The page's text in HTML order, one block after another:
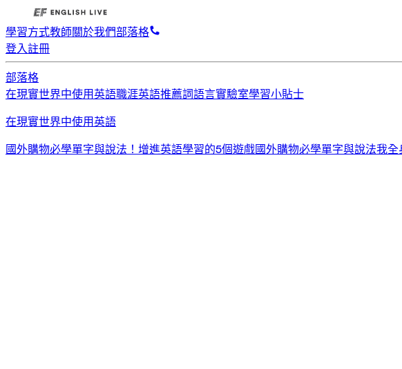
學習方式教師關於我們部落格
登入註冊
部落格
在現實世界中使用英語職涯英語推薦詞語言實驗室學習小貼士
在現實世界中使用英語
國外購物必學單字與說法！ 增進英語學習的5個遊戲國外購物必學單字與說法我全